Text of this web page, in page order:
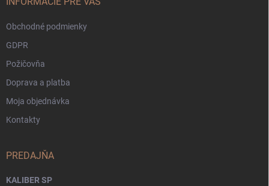
Obchodné podmienky
GDPR
Požičovňa
Doprava a platba
Moja objednávka
Kontakty
PREDAJŇA
KALIBER SP